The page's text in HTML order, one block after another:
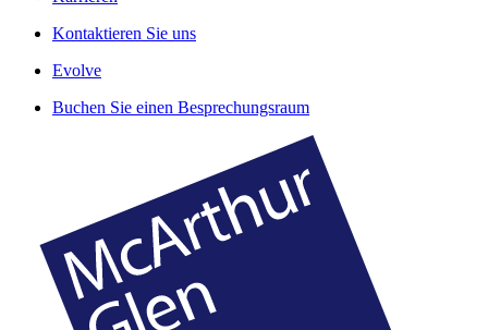
Kontaktieren Sie uns
Evolve
Buchen Sie einen Besprechungsraum